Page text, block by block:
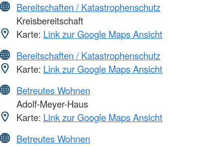
Bereitschaften / Katastrophenschutz
Kreisbereitschaft
Karte: Link zur Google Maps Ansicht
Bereitschaften / Katastrophenschutz
Karte: Link zur Google Maps Ansicht
Betreutes Wohnen
Adolf-Meyer-Haus
Karte: Link zur Google Maps Ansicht
Betreutes Wohnen